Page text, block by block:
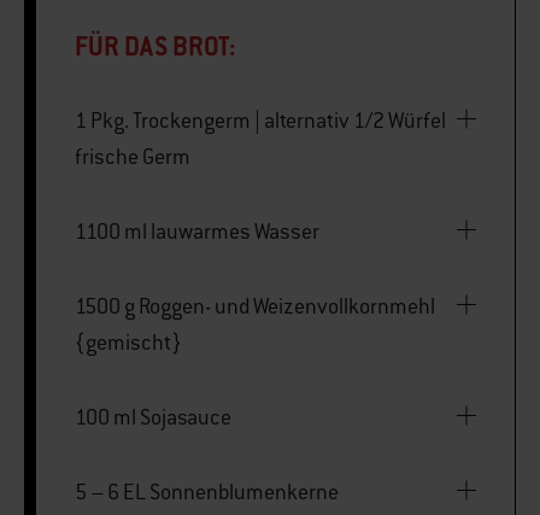
FÜR DAS BROT:
1 Pkg. Trockengerm | alternativ 1/2 Würfel
frische Germ
1100 ml lauwarmes Wasser
1500 g Roggen- und Weizenvollkornmehl
{gemischt}
100 ml Sojasauce
5 – 6 EL Sonnenblumenkerne